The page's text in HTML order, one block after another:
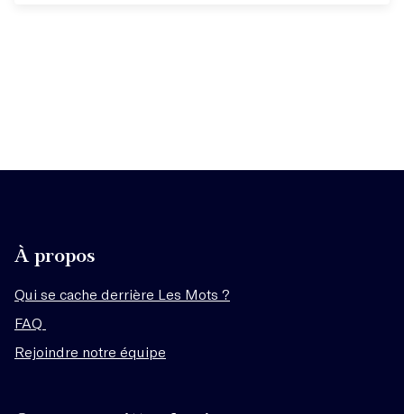
À propos
Qui se cache derrière Les Mots ?
FAQ
Rejoindre notre équipe